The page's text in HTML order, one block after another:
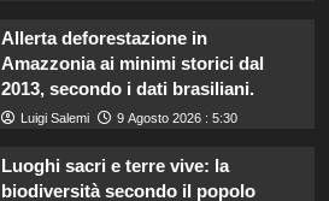
Allerta deforestazione in
Amazzonia ai minimi storici dal
2013, secondo i dati brasiliani.
Luigi Salemi 9 Agosto 2026 : 5:30
Luoghi sacri e terre vive: la
biodiversità secondo il popolo